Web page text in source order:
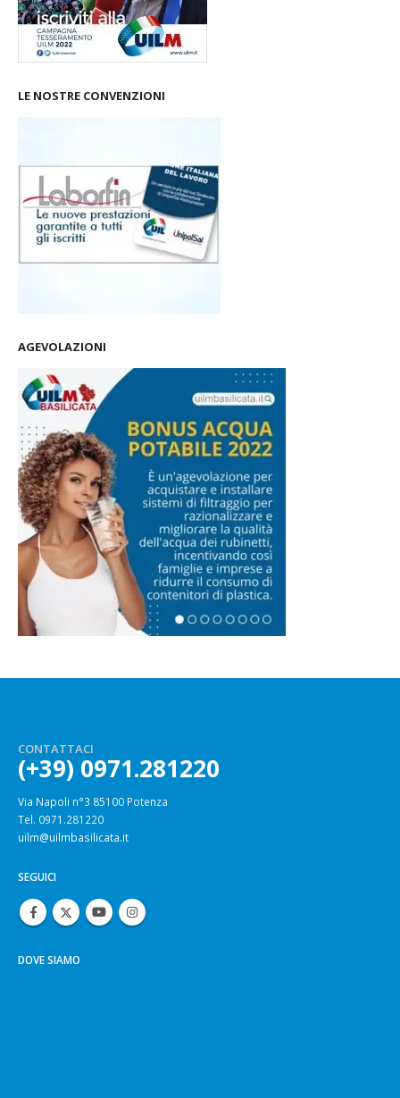
LE NOSTRE CONVENZIONI
AGEVOLAZIONI
CONTATTACI
(+39) 0971.281220
Via Napoli n°3 85100 Potenza
Tel. 0971.281220
uilm@uilmbasilicata.it
SEGUICI
DOVE SIAMO